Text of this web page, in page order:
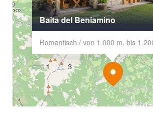
Baita del Beniamino
Romantisch / von 1.000 m. bis
3
1